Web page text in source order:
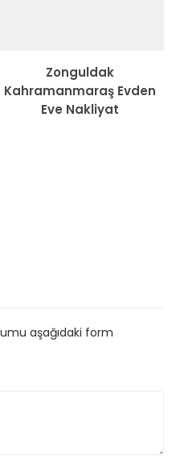
Zonguldak
Kahramanmaraş Evden
Eve Nakliyat
aşağıdaki form